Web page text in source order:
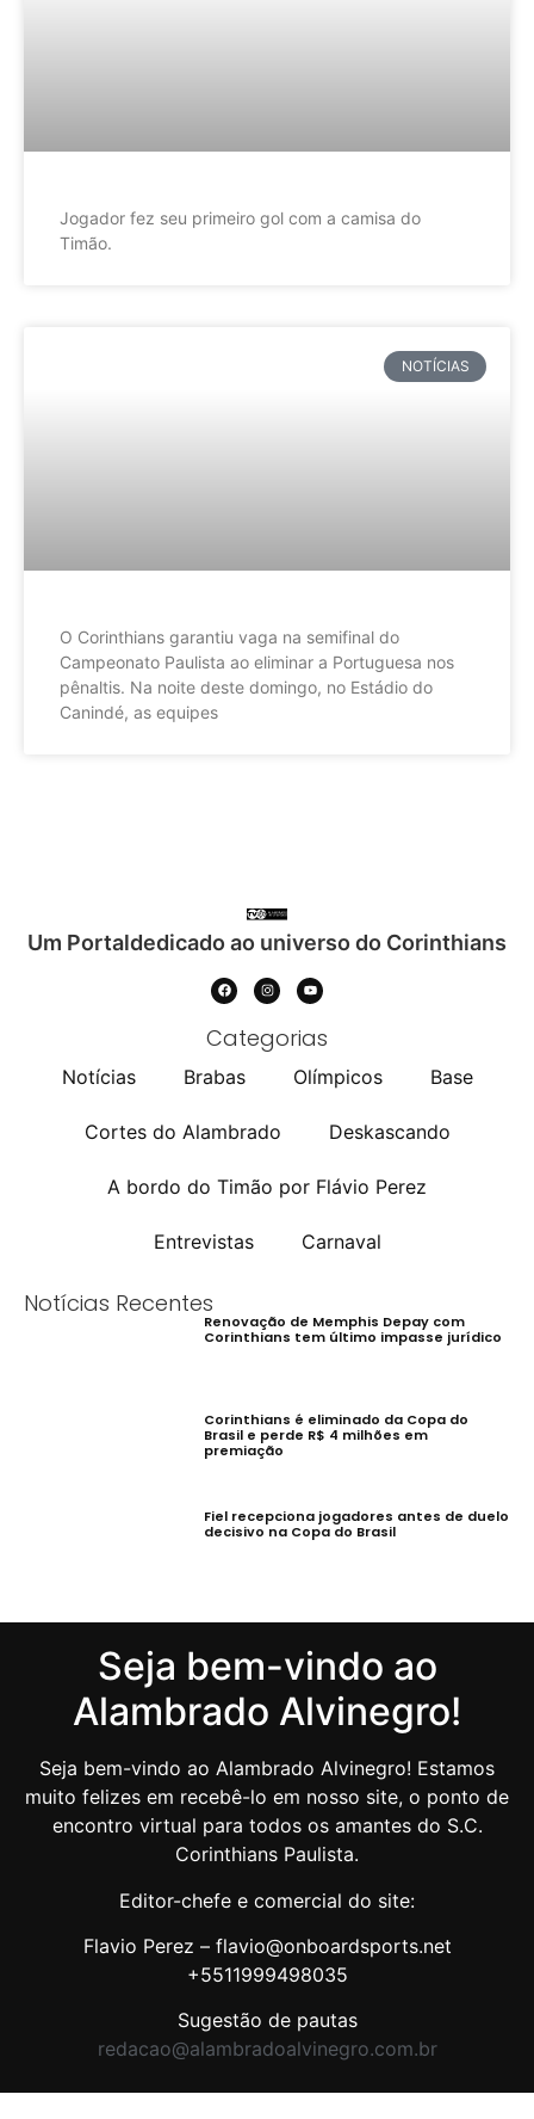
Jogador fez seu primeiro gol com a camisa do
Timão.
NOTÍCIAS
O Corinthians garantiu vaga na semifinal do
Campeonato Paulista ao eliminar a Portuguesa nos
pênaltis. Na noite deste domingo, no Estádio do
Canindé, as equipes
Um Portaldedicado ao universo do Corinthians
Categorias
Notícias Brabas Olímpicos Base
Cortes do Alambrado Deskascando
A bordo do Timão por Flávio Perez
Entrevistas Carnaval
Notícias Recentes
Renovação de Memphis Depay com
Corinthians tem último impasse jurídico
Corinthians é eliminado da Copa do
Brasil e perde R$ 4 milhões em
premiação
Fiel recepciona jogadores antes de duelo
decisivo na Copa do Brasil
Seja bem-vindo ao
Alambrado Alvinegro!
Seja bem-vindo ao Alambrado Alvinegro! Estamos
muito felizes em recebê-lo em nosso site, o ponto de
encontro virtual para todos os amantes do S.C.
Corinthians Paulista.
Editor-chefe e comercial do site:
Flavio Perez – flavio@onboardsports.net
+5511999498035
Sugestão de pautas
redacao@alambradoalvinegro.com.br